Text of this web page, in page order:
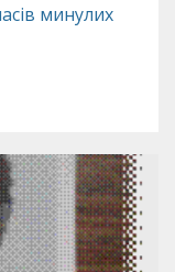
минулих